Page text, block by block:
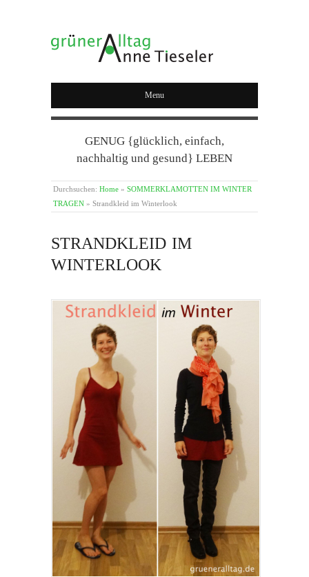
GRÜNER ALLTAG
Menu
GENUG {glücklich, einfach,
nachhaltig und gesund} LEBEN
Durchsuchen: Home » SOMMERKLAMOTTEN IM WINTER
TRAGEN » Strandkleid im Winterlook
STRANDKLEID IM
WINTERLOOK